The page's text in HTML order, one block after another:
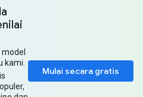
Mulai secara gratis
kami.